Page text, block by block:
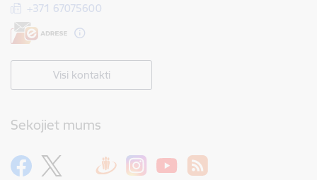
+371 67075600
Visi kontakti
Sekojiet mums